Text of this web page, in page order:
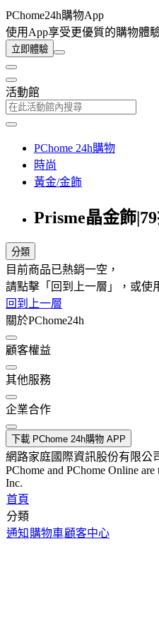
PChome24h購物App
使用App享受更優質的購物體
立即體驗
活動館
PChome 24h購物
時尚
黃金/金飾
Prisme晶金飾
分類
目前商品已熱銷一空，
請點擊「回到上一層」，或使
回到上一層
關於PChome24h
顧客權益
其他服務
企業合作
下載 PChome 24h購物 APP
網路家庭國際資訊股份有限公
PChome and PChome Online
Inc.
首頁
分類
通知 購物車顧客中心